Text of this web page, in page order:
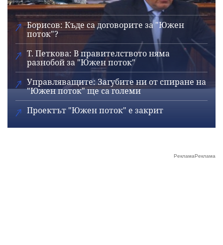
Борисов: Къде са договорите за "Южен
поток"?
Т. Петкова: В правителството няма
разнобой за "Южен поток"
Управляващите: Загубите ни от спиране на
"Южен поток" ще са големи
Проектът "Южен поток" е закрит